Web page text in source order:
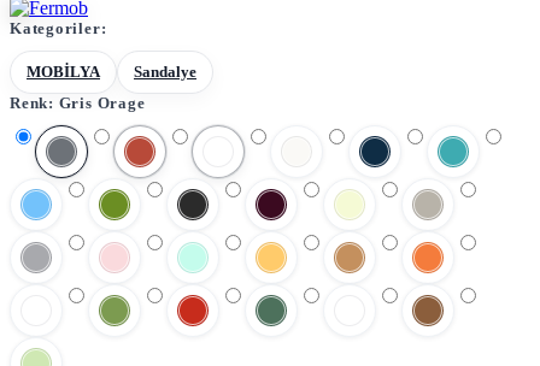
Kategoriler:
MOBİLYA
Sandalye
Renk: Gris Orage